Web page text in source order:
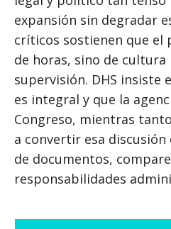
expansión sin degradar
críticos sostienen que el
de horas, sino de
supervisión. DHS insiste
es integral y que la
Congreso, mientras
a convertir esa
de documentos,
responsabilidades